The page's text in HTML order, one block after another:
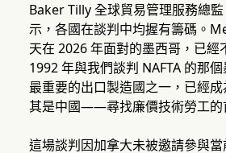
Baker Tilly 全球貿易管理服務總
示，各國在談判中均握有籌碼。
天在 2026 年面對的墨西哥，已經
1992 年與我們談判 NAFTA 的那
最重要的出口製造國之一，已經
其是中國——尋找廉價技術勞工的
這場談判因加拿大未被邀請參與